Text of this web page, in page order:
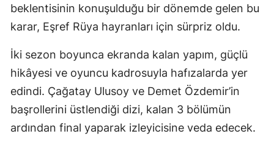
beklentisinin konuşulduğu bir dönemde gelen bu
karar, Eşref Rüya hayranları için sürpriz oldu.
İki sezon boyunca ekranda kalan yapım, güçlü
hikâyesi ve oyuncu kadrosuyla hafızalarda yer
edindi. Çağatay Ulusoy ve Demet Özdemir’in
başrollerini üstlendiği dizi, kalan 3 bölümün
ardından final yaparak izleyicisine veda edecek.